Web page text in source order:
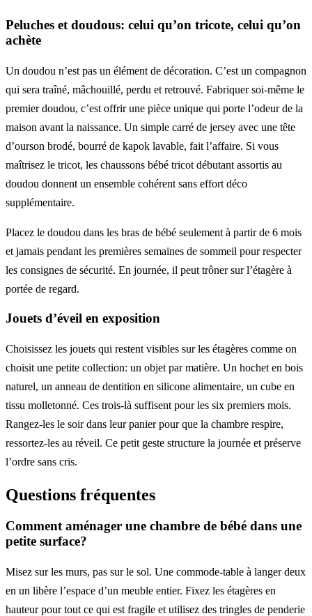
Peluches et doudous: celui qu’on tricote, celui qu’on
achète
Un doudou n’est pas un élément de décoration. C’est un compagnon
qui sera traîné, mâchouillé, perdu et retrouvé. Fabriquer soi-même le
premier doudou, c’est offrir une pièce unique qui porte l’odeur de la
maison avant la naissance. Un simple carré de jersey avec une tête
d’ourson brodé, bourré de kapok lavable, fait l’affaire. Si vous
maîtrisez le tricot, les chaussons bébé tricot débutant assortis au
doudou donnent un ensemble cohérent sans effort déco
supplémentaire.
Placez le doudou dans les bras de bébé seulement à partir de 6 mois
et jamais pendant les premières semaines de sommeil pour respecter
les consignes de sécurité. En journée, il peut trôner sur l’étagère à
portée de regard.
Jouets d’éveil en exposition
Choisissez les jouets qui restent visibles sur les étagères comme on
choisit une petite collection: un objet par matière. Un hochet en bois
naturel, un anneau de dentition en silicone alimentaire, un cube en
tissu molletonné. Ces trois-là suffisent pour les six premiers mois.
Rangez-les le soir dans leur panier pour que la chambre respire,
ressortez-les au réveil. Ce petit geste structure la journée et préserve
l’ordre sans cris.
Questions fréquentes
Comment aménager une chambre de bébé dans une
petite surface?
Misez sur les murs, pas sur le sol. Une commode-table à langer deux
en un libère l’espace d’un meuble entier. Fixez les étagères en
hauteur pour tout ce qui est fragile et utilisez des tringles de penderie